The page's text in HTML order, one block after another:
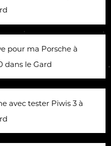
pour ma Porsche à
dans le Gard
avec tester Piwis 3 à